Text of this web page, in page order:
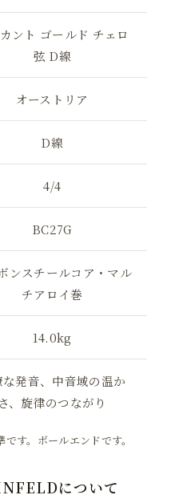
ント ゴールド チェロ
弦 D線
オーストリア
D線
4/4
BC27G
ンスチールコア・マル
チアロイ巻
14.0kg
発音、中音域の温か
さ、旋律のつながり
す。ボールエンドです。
について